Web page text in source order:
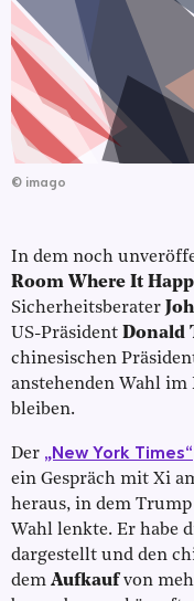
© imago
In dem noch
Room Where It
Sicherheitsberater
US-Präsident Donald
chinesischen
anstehenden Wahl
bleiben.
Der „New York Times“
ein Gespräch mit Xi
heraus, in dem
Wahl lenkte. Er habe
dargestellt und den
dem Aufkaufvon